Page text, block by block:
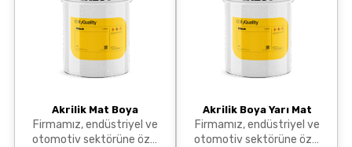
Akrilik Mat Boya
Firmamız, endüstriyel ve
otomotiv sektörüne özel
Akrilik Boya Yarı Mat
Firmamız, endüstriyel ve
otomotiv sektörüne özel